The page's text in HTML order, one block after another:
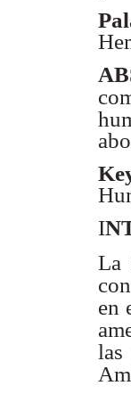
I
La
en